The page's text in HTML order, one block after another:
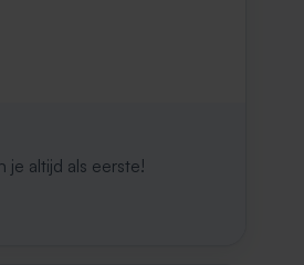
je altijd als eerste!